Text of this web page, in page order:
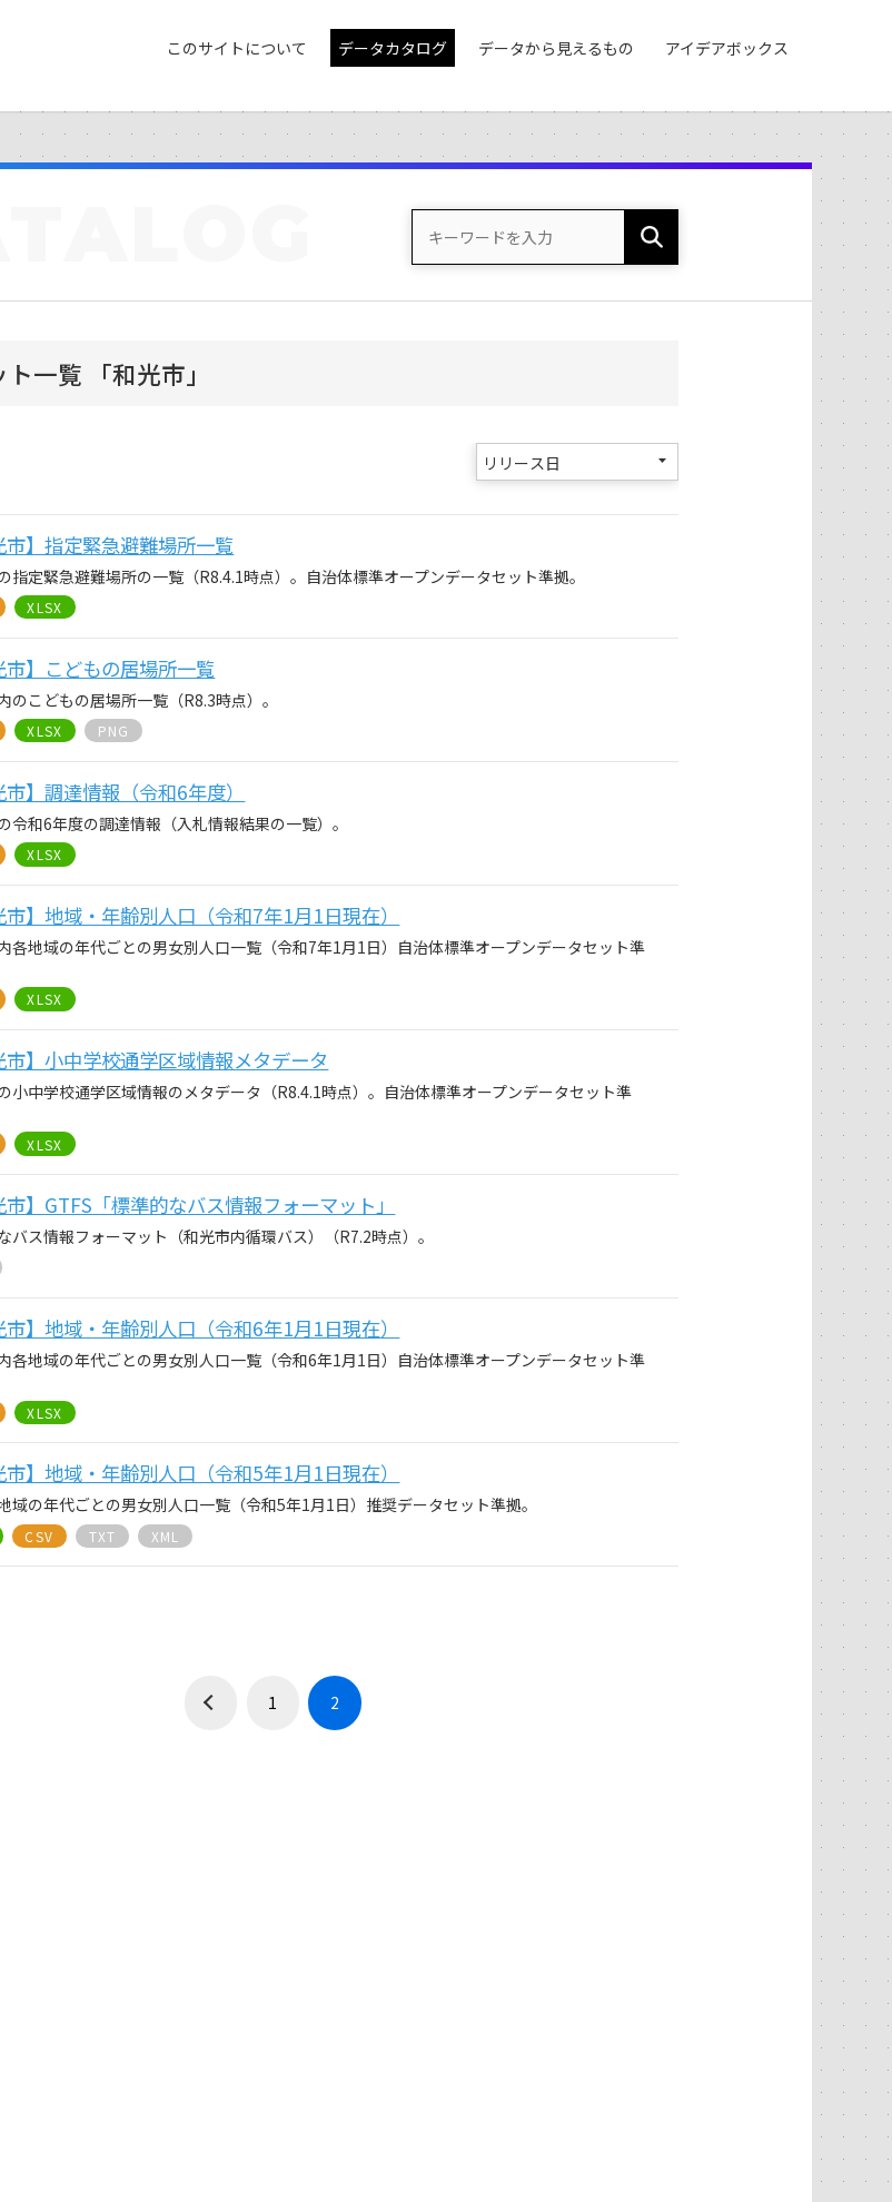
このサイトについて データカタログ データから見えるもの アイデアボックス
一覧 「和光市」
市】指定緊急避難場所一覧
指定緊急避難場所の一覧（R8.4.1時点）。自治体標準オープンデータセット準拠。
XLSX
市】こどもの居場所一覧
のこどもの居場所一覧（R8.3時点）。
XLSX PNG
市】調達情報（令和6年度）
令和6年度の調達情報（入札情報結果の一覧）。
XLSX
市】地域・年齢別人口（令和7年1月1日現在）
各地域の年代ごとの男女別人口一覧（令和7年1月1日）自治体標準オープンデータセット準
XLSX
市】小中学校通学区域情報メタデータ
小中学校通学区域情報のメタデータ（R8.4.1時点）。自治体標準オープンデータセット準
XLSX
市】GTFS「標準的なバス情報フォーマット」
バス情報フォーマット（和光市内循環バス）（R7.2時点）。
市】地域・年齢別人口（令和6年1月1日現在）
各地域の年代ごとの男女別人口一覧（令和6年1月1日）自治体標準オープンデータセット準
XLSX
市】地域・年齢別人口（令和5年1月1日現在）
域の年代ごとの男女別人口一覧（令和5年1月1日）推奨データセット準拠。
CSV TXT XML
1 2